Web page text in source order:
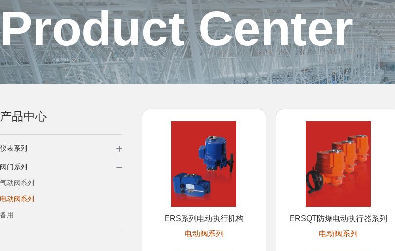
Product Center
产品中心
仪表系列
阀门系列
气动阀系列
电动阀系列
备用
ERS系列电动执行机构
电动阀系列
ERSQT防爆电动执行器系列
电动阀系列